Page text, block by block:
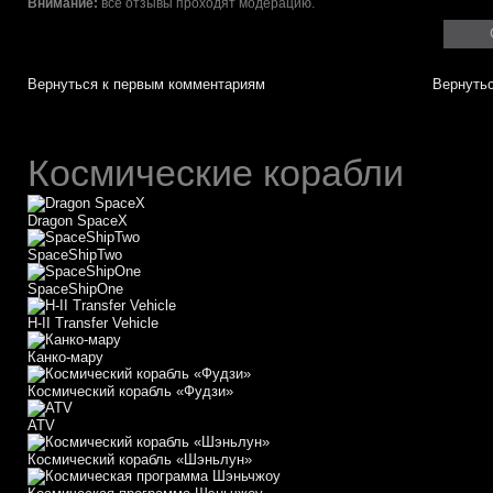
Внимание: все отзывы проходят модерацию.
Вернуться к первым комментариям
Космические корабли
Dragon SpaceX
SpaceShipTwo
SpaceShipOne
H-II Transfer Vehicle
Канко-мару
Космический корабль «Фудзи»
АТV
Космический корабль «Шэньлун»